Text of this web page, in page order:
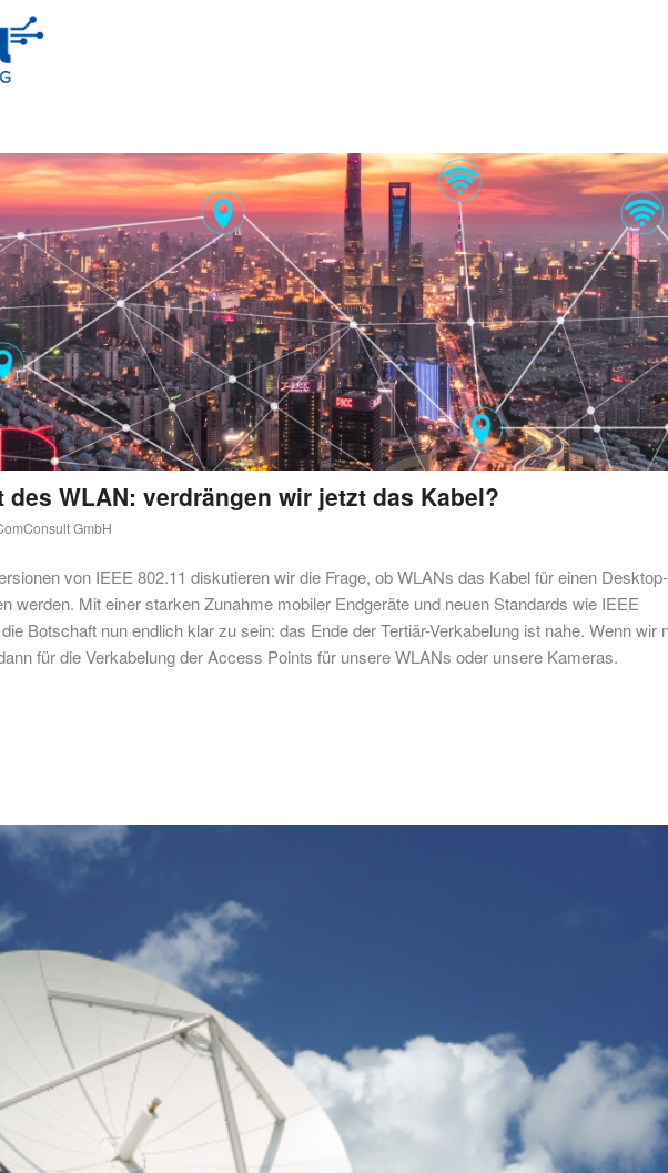
des WLAN: verdrängen wir jetzt das Kabel?
GmbH
von IEEE 802.11 diskutieren wir die Frage, ob WLANs das Kabel für einen Desktop-
werden. Mit einer starken Zunahme mobiler Endgeräte und neuen Standards wie IEEE
Botschaft nun endlich klar zu sein: das Ende der Tertiär-Verkabelung ist nahe. Wenn wir
für die Verkabelung der Access Points für unsere WLANs oder unsere Kameras.